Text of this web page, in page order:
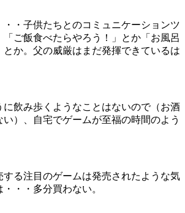
・・子供たちとのコミュニケーションツ
「ご飯食べたらやろう！」とか「お風呂
とか。父の威厳はまだ発揮できているは
に飲み歩くようなことはないので（お酒
）、自宅でゲームが至福の時間のよう
する注目のゲームは発売されたような気
・・多分買わない。